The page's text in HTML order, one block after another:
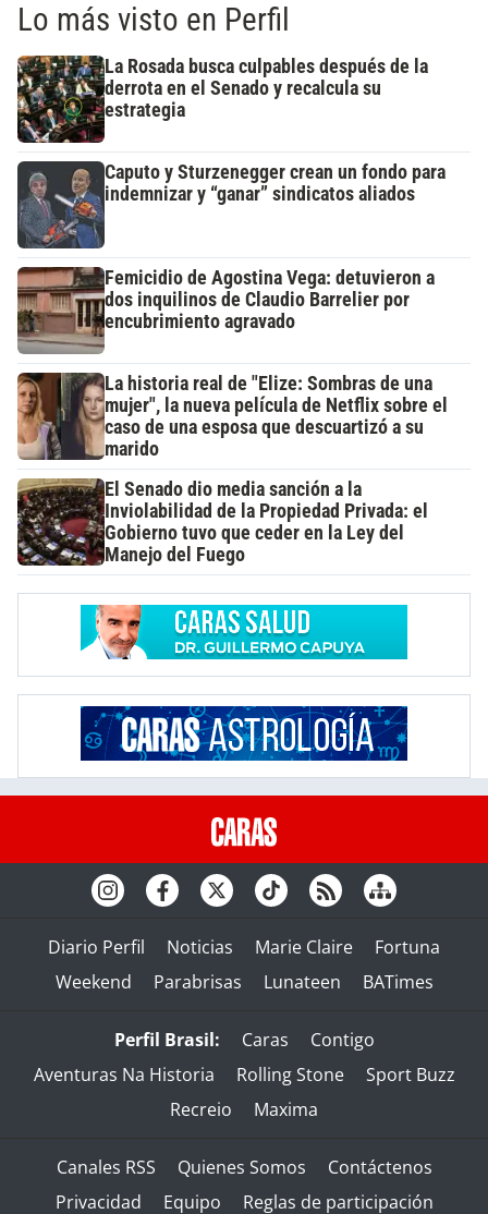
Lo más visto en Perfil
La Rosada busca culpables después de la
derrota en el Senado y recalcula su
estrategia
Caputo y Sturzenegger crean un fondo para
indemnizar y “ganar” sindicatos aliados
Femicidio de Agostina Vega: detuvieron a
dos inquilinos de Claudio Barrelier por
encubrimiento agravado
La historia real de "Elize: Sombras de una
mujer", la nueva película de Netflix sobre el
caso de una esposa que descuartizó a su
marido
El Senado dio media sanción a la
Inviolabilidad de la Propiedad Privada: el
Gobierno tuvo que ceder en la Ley del
Manejo del Fuego
Diario Perfil Noticias Marie Claire
Fortuna
Weekend
Parabrisas Lunateen BATimes
Perfil Brasil: Caras
Contigo
Aventuras Na Historia
Rolling Stone
Sport Buzz
Recreio
Maxima
Canales RSS Quienes Somos
Contáctenos
Privacidad
Equipo Reglas de participación